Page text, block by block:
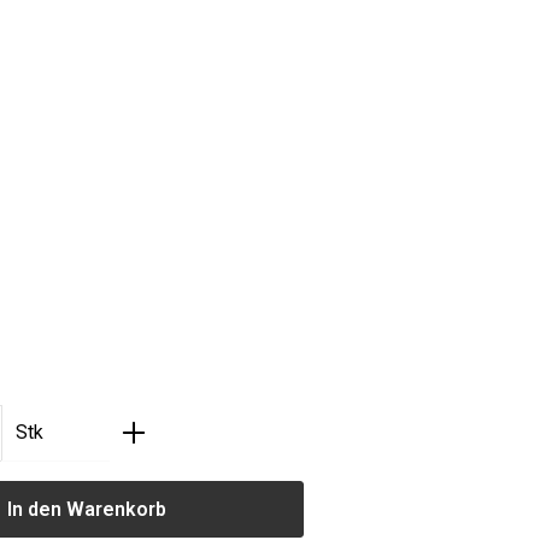
Gib den gewünschten Wert ein
Stk
In den Warenkorb